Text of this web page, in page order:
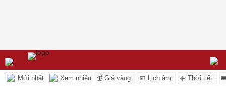
Mới nhất Xem nhiều 💰 Giá vàng 📅 Lịch âm ☀️ Thời tiết